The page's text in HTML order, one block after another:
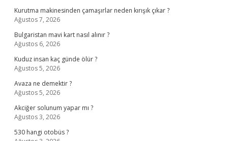
Kurutma makinesinden çamaşırlar neden kırışık çıkar ?
Ağustos 7, 2026
Bulgaristan mavi kart nasıl alınır ?
Ağustos 6, 2026
Kuduz insan kaç günde ölür ?
Ağustos 5, 2026
Avaza ne demektir ?
Ağustos 5, 2026
Akciğer solunum yapar mı ?
Ağustos 3, 2026
530 hangi otobüs ?